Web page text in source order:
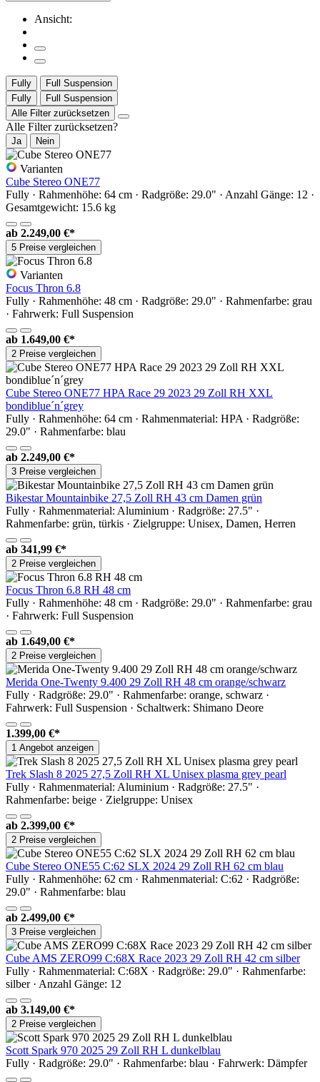
Ansicht:
Fully
Full Suspension
Fully
Full Suspension
Alle Filter zurücksetzen
Alle Filter zurücksetzen?
Ja Nein
Varianten
Cube Stereo ONE77
Fully · Rahmenhöhe: 64 cm · Radgröße: 29.0" · Anzahl Gänge: 12 ·
Gesamtgewicht: 15.6 kg
ab 2.249,00 €*
5 Preise vergleichen
Varianten
Focus Thron 6.8
Fully · Rahmenhöhe: 48 cm · Radgröße: 29.0" · Rahmenfarbe: grau
· Fahrwerk: Full Suspension
ab 1.649,00 €*
2 Preise vergleichen
Cube Stereo ONE77 HPA Race 29 2023 29 Zoll RH XXL
bondiblue´n´grey
Fully · Rahmenhöhe: 64 cm · Rahmenmaterial: HPA · Radgröße:
29.0" · Rahmenfarbe: blau
ab 2.249,00 €*
3 Preise vergleichen
Bikestar Mountainbike 27,5 Zoll RH 43 cm Damen grün
Fully · Rahmenmaterial: Aluminium · Radgröße: 27.5" ·
Rahmenfarbe: grün, türkis · Zielgruppe: Unisex, Damen, Herren
ab 341,99 €*
2 Preise vergleichen
Focus Thron 6.8 RH 48 cm
Fully · Rahmenhöhe: 48 cm · Radgröße: 29.0" · Rahmenfarbe: grau
· Fahrwerk: Full Suspension
ab 1.649,00 €*
2 Preise vergleichen
Merida One-Twenty 9.400 29 Zoll RH 48 cm orange/schwarz
Fully · Radgröße: 29.0" · Rahmenfarbe: orange, schwarz ·
Fahrwerk: Full Suspension · Schaltwerk: Shimano Deore
1.399,00 €*
1 Angebot anzeigen
Trek Slash 8 2025 27,5 Zoll RH XL Unisex plasma grey pearl
Fully · Rahmenmaterial: Aluminium · Radgröße: 27.5" ·
Rahmenfarbe: beige · Zielgruppe: Unisex
ab 2.399,00 €*
2 Preise vergleichen
Cube Stereo ONE55 C:62 SLX 2024 29 Zoll RH 62 cm blau
Fully · Rahmenhöhe: 62 cm · Rahmenmaterial: C:62 · Radgröße:
29.0" · Rahmenfarbe: blau
ab 2.499,00 €*
3 Preise vergleichen
Cube AMS ZERO99 C:68X Race 2023 29 Zoll RH 42 cm silber
Fully · Rahmenmaterial: C:68X · Radgröße: 29.0" · Rahmenfarbe:
silber · Anzahl Gänge: 12
ab 3.149,00 €*
2 Preise vergleichen
Scott Spark 970 2025 29 Zoll RH L dunkelblau
Fully · Radgröße: 29.0" · Rahmenfarbe: blau · Fahrwerk: Dämpfer